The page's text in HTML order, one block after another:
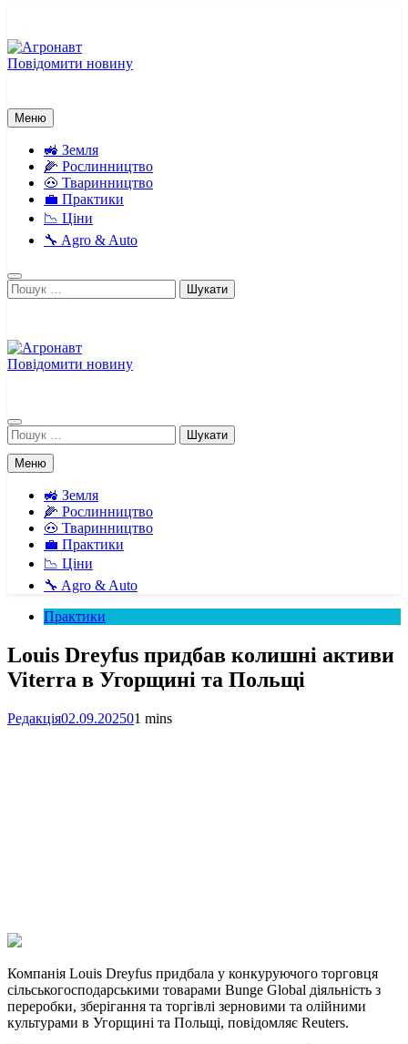
вмісту
Повідомити новину
Меню
🚜 Земля
🌽 Рослинництво
🐽 Тваринництво
💼 Практики
📉 Ціни
🔧 Agro & Auto
Пошук:
Повідомити новину
Пошук:
Меню
🚜 Земля
🌽 Рослинництво
🐽 Тваринництво
💼 Практики
📉 Ціни
🔧 Agro & Auto
Практики
Louis Dreyfus придбав колишні активи
Viterra в Угорщині та Польщі
Редакція02.09.202501 mins
Link
Print
Компанія Louis Dreyfus придбала у конкуруючого торговця
сільськогосподарськими товарами Bunge Global діяльність з
переробки, зберігання та торгівлі зерновими та олійними
культурами в Угорщині та Польщі, повідомляє Reuters.